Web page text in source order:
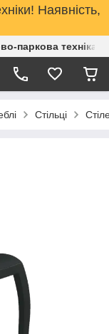
Наявність,
паркова техніка.
Стільці